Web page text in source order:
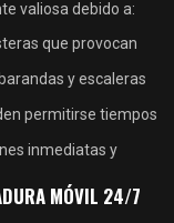
valiosa debido a:
que provocan
y escaleras
permitirse tiempos
inmediatas y
MÓVIL 24/7